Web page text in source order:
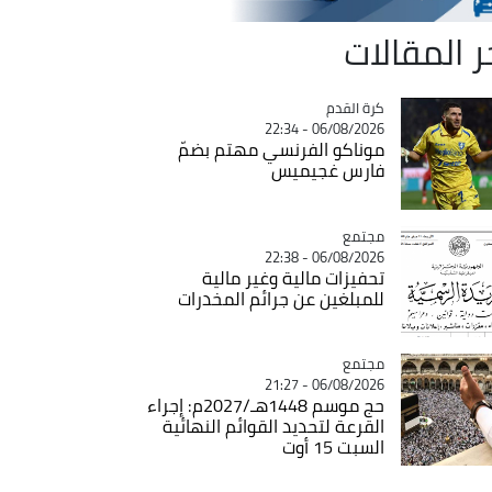
المقالات
Catégorie
كرة القدم
06/08/2026 - 22:34
موناكو الفرنسي مهتم بضمّ
فارس غجيميس
Catégorie
مجتمع
06/08/2026 - 22:38
تحفيزات مالية وغير مالية
للمبلغين عن جرائم المخدرات
Catégorie
مجتمع
06/08/2026 - 21:27
حج موسم 1448هـ/2027م: إجراء
القرعة لتحديد القوائم النهائية
السبت 15 أوت